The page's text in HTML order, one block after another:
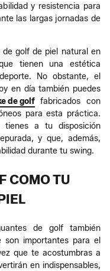
y resistencia para
las largas jornadas de
golf de piel natural en
tienen una estética
No obstante, el
en día también puedes
de golffabricados con
para esta práctica.
tienes a tu disposición
y que, además,
durante tu swing.
COMO TU
de golf también
importantes para el
que te acostumbras a
en indispensables,